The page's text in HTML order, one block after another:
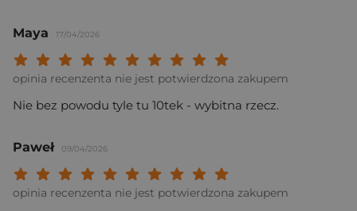
Maya 17/04/2026
Twoja ocena:
Twoja ocena: Wybitna 9/
Twoja ocena: Rewelacyjna 8/
Twoja ocena: Bardzo dobra 7/10"
Twoja ocena: Dobra 6/10"
Twoja ocena: Przeciętna 5/10"
Twoja ocena: Może być 4/10"
Twoja ocena: Słaba 3/10"
Twoja ocena: Bardzo słaba 2/10"
Twoja ocena: Beznadziejna 1/10"
opinia recenzenta nie jest potwierdzona zakupem
Nie bez powodu tyle tu 10tek - wybitna rzecz.
Paweł 09/04/2026
Twoja ocena:
Twoja ocena: Wybitna 9/
Twoja ocena: Rewelacyjna 8/
Twoja ocena: Bardzo dobra 7/10"
Twoja ocena: Dobra 6/10"
Twoja ocena: Przeciętna 5/10"
Twoja ocena: Może być 4/10"
Twoja ocena: Słaba 3/10"
Twoja ocena: Bardzo słaba 2/10"
Twoja ocena: Beznadziejna 1/10"
opinia recenzenta nie jest potwierdzona zakupem